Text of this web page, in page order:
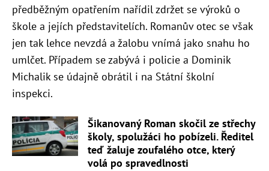
předběžným opatřením nařídil zdržet se výroků o
škole a jejích představitelích. Romanův otec se však
jen tak lehce nevzdá a žalobu vnímá jako snahu ho
umlčet. Případem se zabývá i policie a Dominik
Michalik se údajně obrátil i na Státní školní
inspekci.
Šikanovaný Roman skočil ze střechy
školy, spolužáci ho pobízeli. Ředitel
teď žaluje zoufalého otce, který
volá po spravedlnosti